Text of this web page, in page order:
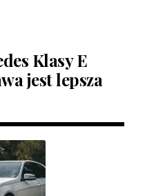
Klasy E
jest lepsza